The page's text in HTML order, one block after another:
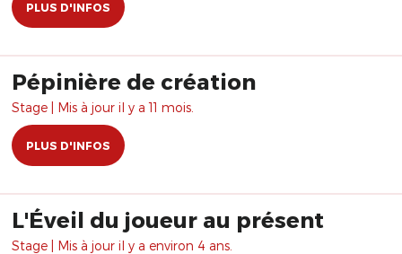
PLUS D'INFOS
Pépinière de création
Stage | Mis à jour il y a 11 mois.
PLUS D'INFOS
L'Éveil du joueur au présent
Stage | Mis à jour il y a environ 4 ans.